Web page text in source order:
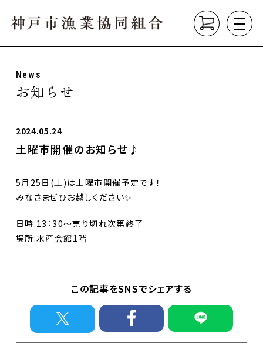
About
Product こだわり商品
Market
直売所
Contact
個人情報保護方針
News
お知らせ
2024.05.24
土曜市開催のお知らせ♪
5月25日(土)は土曜市開催予定です！
みなさまぜひお越しください✨
日時:13：30〜売り切れ次第終了
場所:水産会館1階
この記事をSNSでシェアする